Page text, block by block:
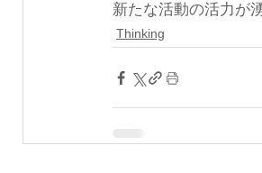
新たな活動の活力が
Thinking